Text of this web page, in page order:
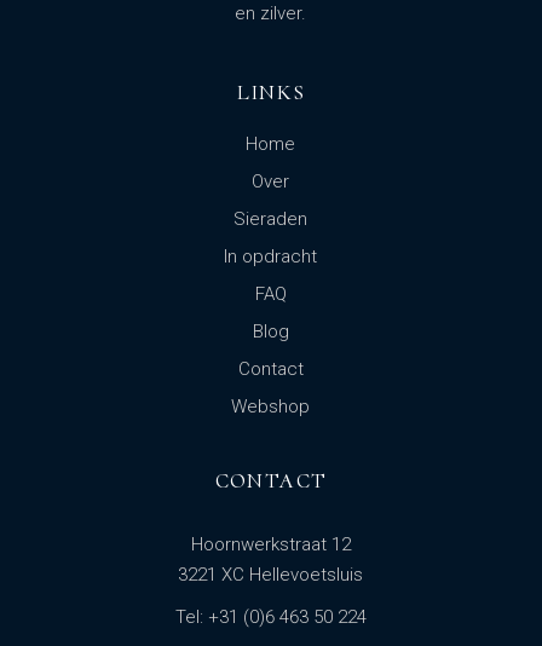
en zilver.
LINKS
Home
Over
Sieraden
In opdracht
FAQ
Blog
Contact
Webshop
CONTACT
Hoornwerkstraat 12
3221 XC Hellevoetsluis
Tel: +31 (0)6 463 50 224